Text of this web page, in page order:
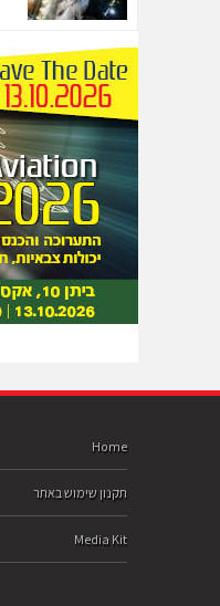
Home
תקנון שימוש באתר
Media Kit